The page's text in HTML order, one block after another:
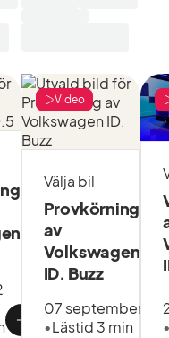
Välja bil
Provkörning
av
Volkswagen
ID. Buzz
07 september
•Lästid 3 min
Video